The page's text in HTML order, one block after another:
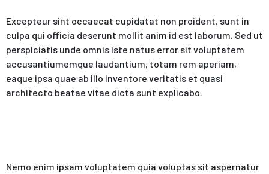
Excepteur sint occaecat cupidatat non proident, sunt in
culpa qui officia deserunt mollit anim id est laborum. Sed ut
perspiciatis unde omnis iste natus error sit voluptatem
accusantiumemque laudantium, totam rem aperiam,
eaque ipsa quae ab illo inventore veritatis et quasi
architecto beatae vitae dicta sunt explicabo.
Nemo enim ipsam voluptatem quia voluptas sit aspernatur